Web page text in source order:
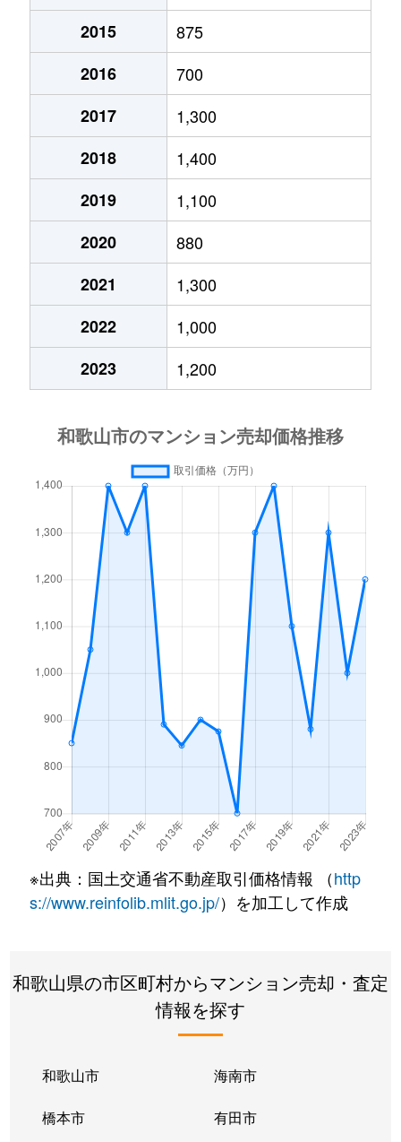
2,100万円
1,200万円 海南
1,400万円 黒江
小松原通
2,000万円 和歌山市
小松原通
1,700万円
雑賀屋町
2,400万円 和歌山市
十二番丁
220万円 和歌山市
960万円 和歌山
新中通
和歌山
650万円 宮前
1,600万円 和歌山
2,300万円 和歌山大学前
540万円 紀伊中ノ島
徒歩10
中之島
100万円
徒歩3分
中之島
650万円 和歌山
徒歩13
中之島
2,200万円 和歌山
鳴神
日前宮
鳴神
680万円 日前宮
徒歩11
鳴神
420万円 日前宮
徒歩11
西釘貫丁
300万円 和歌山市
徒歩9分
西高松
1,700万円 宮前
徒歩25
1,600万円 東松江(和歌山)
畑屋敷
和歌山
吹上
和歌山市
2015
875
2016
700
2017
1,300
2018
1,400
2019
1,100
2020
880
2021
1,300
2022
1,000
2023
1,200
※出典：国土交通省不動産取引価格情報 （http
s://www.reinfolib.mlit.go.jp/）を加工して作成
和歌山県の市区町村からマンション売却・査定
情報を探す
和歌山市 海南市
橋本市 有田市